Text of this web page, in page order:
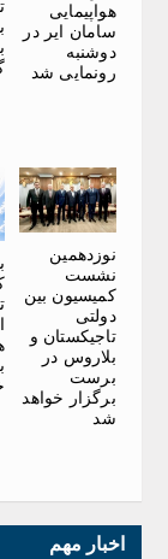
هواپیمایی
سامان ایر در
دوشنبه
رونمایی شد
نوزدهمین
نشست
کمیسیون بین
دولتی
تاجیکستان و
بلاروس در
برست
برگزار خواهد
شد
اخبار مهم